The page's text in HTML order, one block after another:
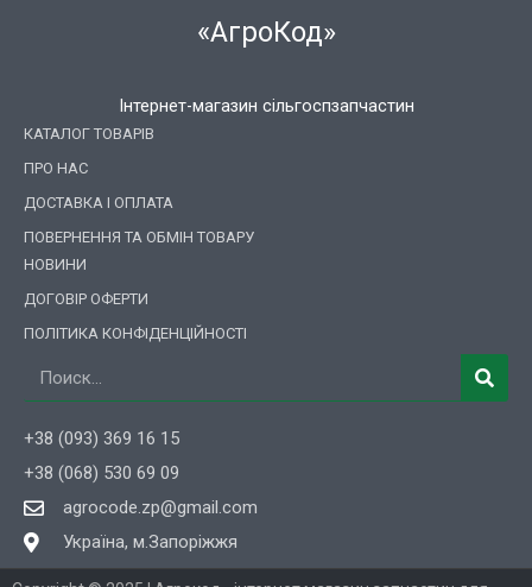
«АгроКод»
Інтернет-магазин сільгоспзапчастин
КАТАЛОГ ТОВАРІВ
ПРО НАС
ДОСТАВКА І ОПЛАТА
ПОВЕРНЕННЯ ТА ОБМІН ТОВАРУ
НОВИНИ
ДОГОВІР ОФЕРТИ
ПОЛІТИКА КОНФІДЕНЦІЙНОСТІ
Пошук
+38 (093) 369 16 15
+38 (068) 530 69 09
agrocode.zp@gmail.com
Україна, м.Запоріжжя